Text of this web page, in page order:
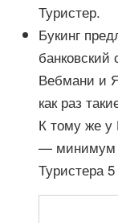
Туристер.
Букинг
Вебмани и
как раз
К тому же у
— минимум
Туристера